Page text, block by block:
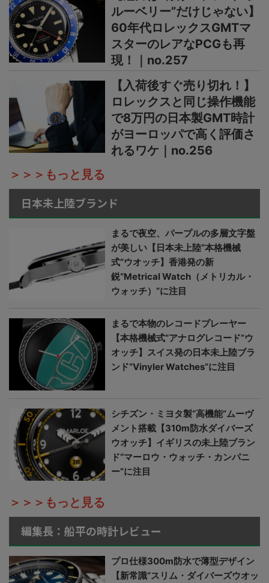
ルーベリー”だけじゃない】
60年代ロレックスGMTマ
スターのレアなPCGも再
現！｜no.257
【入荷後すぐ売り切れ！】
ロレックスと同じ操作機能
で8万円の日本製GMT時計
がヨーロッパで高く評価さ
れるワケ｜no.256
＞＞＞もっと見る
日本未上陸ブランド
まるで夜空、パープルの多層文字盤
が美しい【日本未上陸“本格機械
式”ウオッチ】香港発の新
鋭“Metrical Watch（メトリカル・
ウォッチ）”に注目
まるで本物のレコードプレーヤー
【本格機械式“アナログレコード”ウ
オッチ】スイス発の日本未上陸ブラ
ンド“Vinyler Watches”に注目
シチズン・ミヨタ製“高機能”ムーヴ
メント搭載【310m防水ダイバーズ
ウオッチ】イギリスの未上陸ブラン
ド“マーロウ・ウォッチ・カンパニ
ー”に注目
＞＞＞もっと見る
編集長：船平の時計レビュー
プロ仕様300m防水で薄型デザイン
【新常識“スリム・ダイバーズウオッ